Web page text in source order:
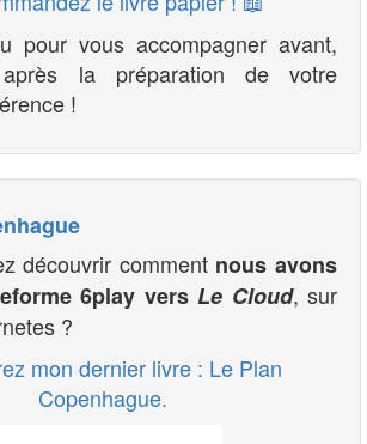
pour vous accompagner avant,
la préparation de votre
!
découvrir comment nous avons
6play versLe Cloud, sur
?
mon dernier livre : Le Plan
Copenhague.